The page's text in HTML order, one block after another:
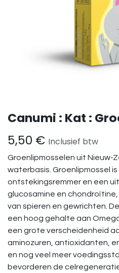
Canumi : Kat :
5,50 € Inclusief btw
Groenlipmosselen uit Nieuw-
waterbasis. Groenlipmossel
ontstekingsremmer en een
glucosamine en
van spieren en gewrichten.
een hoog gehalte aan
een grote verscheidenheid
aminozuren, antioxidanten,
en nog veel meer
bevorderen de